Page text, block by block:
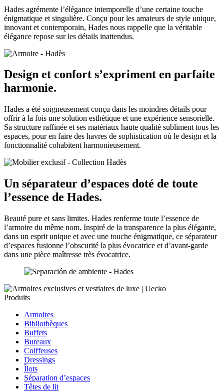
Hades agrémente l’élégance intemporelle d’une certaine touche
énigmatique et singulière. Conçu pour les amateurs de style unique,
innovant et contemporain, Hades nous rappelle que la véritable
élégance repose sur les détails inattendus.
Design et confort s’expriment en parfaite
harmonie.
Hades a été soigneusement conçu dans les moindres détails pour
offrir à la fois une solution esthétique et une expérience sensorielle.
Sa structure raffinée et ses matériaux haute qualité subliment tous les
espaces, pour en faire des havres de sophistication où le design et la
fonctionnalité cohabitent harmonieusement.
Un séparateur d’espaces doté de toute
l’essence de Hades.
Beauté pure et sans limites. Hades renferme toute l’essence de
l’armoire du même nom. Inspiré de la transparence la plus élégante,
dans un esprit unique et avec une touche énigmatique, ce séparateur
d’espaces fusionne l’obscurité la plus évocatrice et d’avant-garde
dans une pièce maîtresse très évocatrice.
Produits
Armoires
Bibliothèques
Buffets
Bureaux
Coiffeuses
Dressings
Îlots
Séparation d’espaces
Têtes de lit